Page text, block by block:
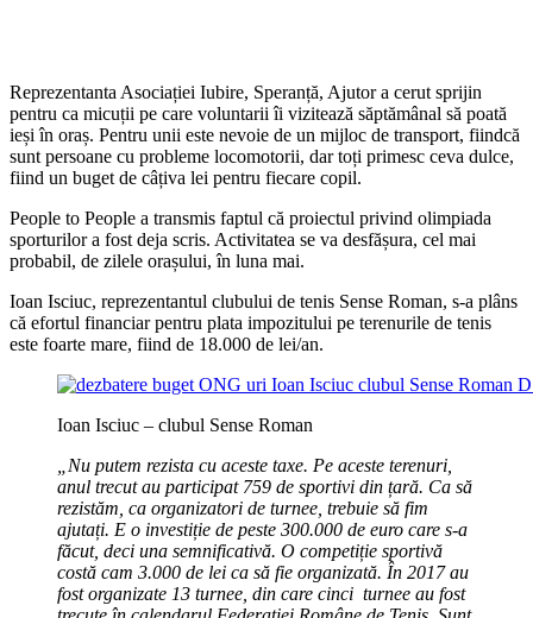
Reprezentanta Asociației Iubire, Speranță, Ajutor a cerut sprijin
pentru ca micuții pe care voluntarii îi vizitează săptămânal să poată
ieși în oraș. Pentru unii este nevoie de un mijloc de transport, fiindcă
sunt persoane cu probleme locomotorii, dar toți primesc ceva dulce,
fiind un buget de câțiva lei pentru fiecare copil.
People to People a transmis faptul că proiectul privind olimpiada
sporturilor a fost deja scris. Activitatea se va desfășura, cel mai
probabil, de zilele orașului, în luna mai.
Ioan Isciuc, reprezentantul clubului de tenis Sense Roman, s-a plâns
că efortul financiar pentru plata impozitului pe terenurile de tenis
este foarte mare, fiind de 18.000 de lei/an.
Ioan Isciuc – clubul Sense Roman
„Nu putem rezista cu aceste taxe. Pe aceste terenuri,
anul trecut au participat 759 de sportivi din țară. Ca să
rezistăm, ca organizatori de turnee, trebuie să fim
ajutați. E o investiție de peste 300.000 de euro care s-a
făcut, deci una semnificativă. O competiție sportivă
costă cam 3.000 de lei ca să fie organizată. În 2017 au
fost organizate 13 turnee, din care cinci turnee au fost